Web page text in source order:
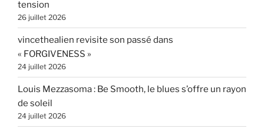
tension
26 juillet 2026
vincethealien revisite son passé dans
« FORGIVENESS »
24 juillet 2026
Louis Mezzasoma : Be Smooth, le blues s’offre un rayon
de soleil
24 juillet 2026